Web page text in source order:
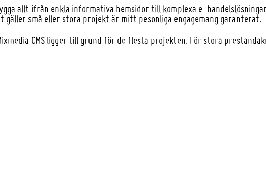
allt ifrån enkla informativa hemsidor till komplexa e-
gäller små eller stora projekt är mitt pesonliga engagemang garanterat.
CMS ligger till grund för de flesta projekten. För stora